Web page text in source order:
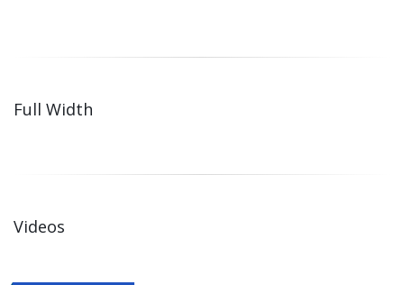
Full Width
Videos